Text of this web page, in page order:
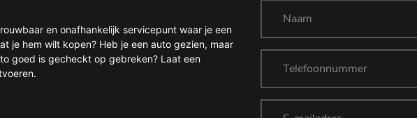
en onafhankelijk servicepunt waar je een
je hem wilt kopen? Heb je een auto gezien, maar
goed is gecheckt op gebreken? Laat een